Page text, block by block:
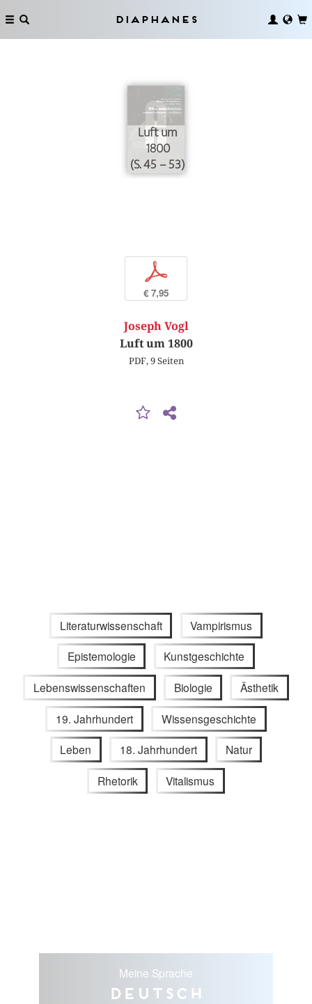
Diaphanes
Luft um
1800
(S. 45 – 53)
p
€ 7,95
Joseph Vogl
Luft um 1800
PDF, 9 Seiten
Literaturwissenschaft Vampirismus
Epistemologie Kunstgeschichte
Lebenswissenschaften Biologie Ästhetik
19. Jahrhundert Wissensgeschichte
Leben 18. Jahrhundert Natur
Rhetorik Vitalismus
Meine Sprache
Deutsch